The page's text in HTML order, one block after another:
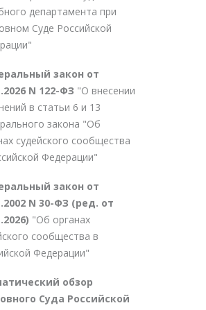
департамента при
Суде Российской
закон от
N 122-ФЗ "О внесении
в статьи 6 и 13
закона "Об
судейского сообщества
Федерации"
закон от
N 30-ФЗ (ред. от
"Об органах
сообщества в
Федерации"
обзор
Суда Российской